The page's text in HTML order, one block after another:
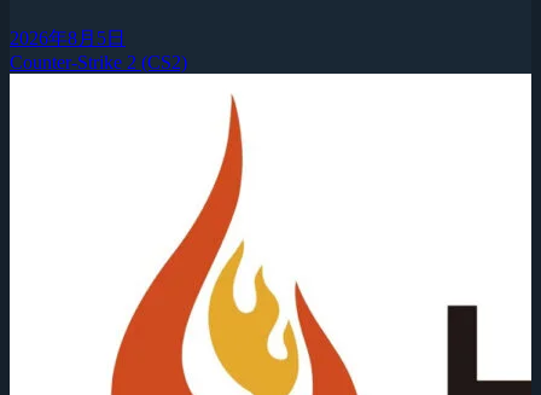
2026年8月5日
Counter-Strike 2 (CS2)